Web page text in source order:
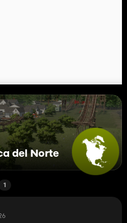
del Norte
1